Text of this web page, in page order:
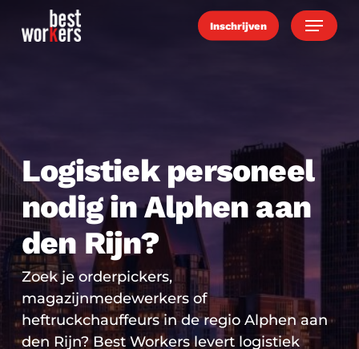
Inschrijven Menu
Logistiek personeel
nodig in Alphen aan
den Rijn?
Zoek je orderpickers,
magazijnmedewerkers of
heftruckchauffeurs in de regio Alphen aan
den Rijn? Best Workers levert logistiek